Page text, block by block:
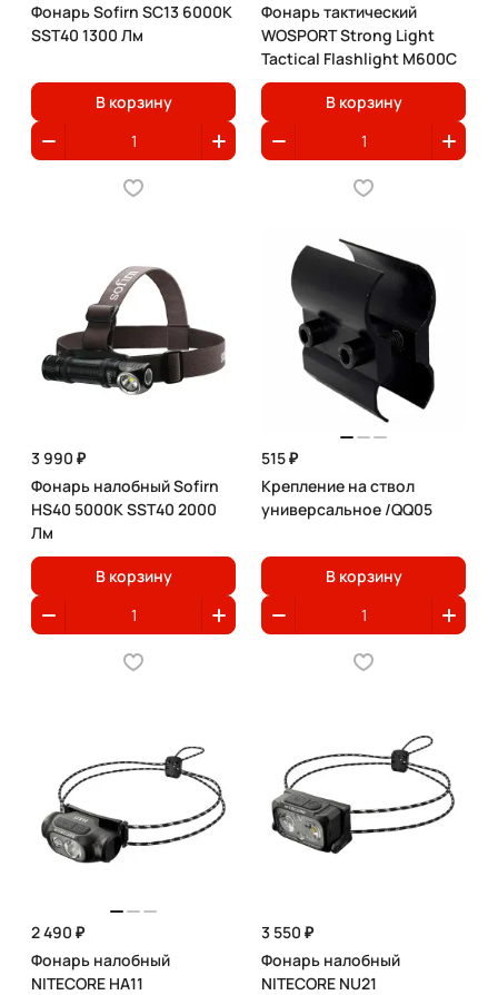
Фонарь Sofirn SC13 6000K
SST40 1300 Лм
В корзину
Фонарь тактический
WOSPORT Strong Light
Tactical Flashlight M600C
В корзину
3 990 ₽
Фонарь налобный Sofirn
HS40 5000K SST40 2000
Лм
В корзину
515 ₽
Крепление на ствол
универсальное /QQ05
В корзину
2 490 ₽
Фонарь налобный
NITECORE HA11
3 550 ₽
Фонарь налобный
NITECORE NU21